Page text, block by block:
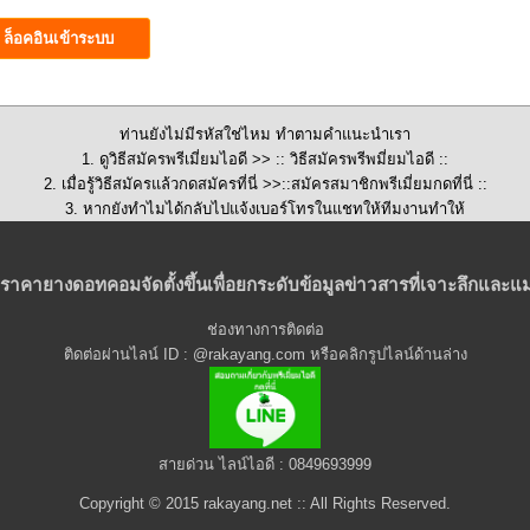
ท่านยังไม่มีรหัสใช่ไหม ทำตามคำแนะนำเรา
1. ดูวิธีสมัครพรีเมี่ยมไอดี >> :: วิธีสมัครพรีพมี่ยมไอดี ::
2. เมื่อรู้วิธีสมัครแล้วกดสมัครที่นี่ >>::สมัครสมาชิกพรีเมี่ยมกดที่นี่ ::
3. หากยังทำไมได้กลับไปแจ้งเบอร์โทรในแชทให้ทีมงานทำให้
ราคายางดอทคอมจัดตั้งขึ้นเพื่อยกระดับข้อมูลข่าวสารที่เจาะลึกและ
ช่องทางการติดต่อ
ติดต่อผ่านไลน์ ID : @rakayang.com หรือคลิกรูปไลน์ด้านล่าง
สายด่วน ไลน์ไอดี : 0849693999
Copyright © 2015 rakayang.net :: All Rights Reserved.